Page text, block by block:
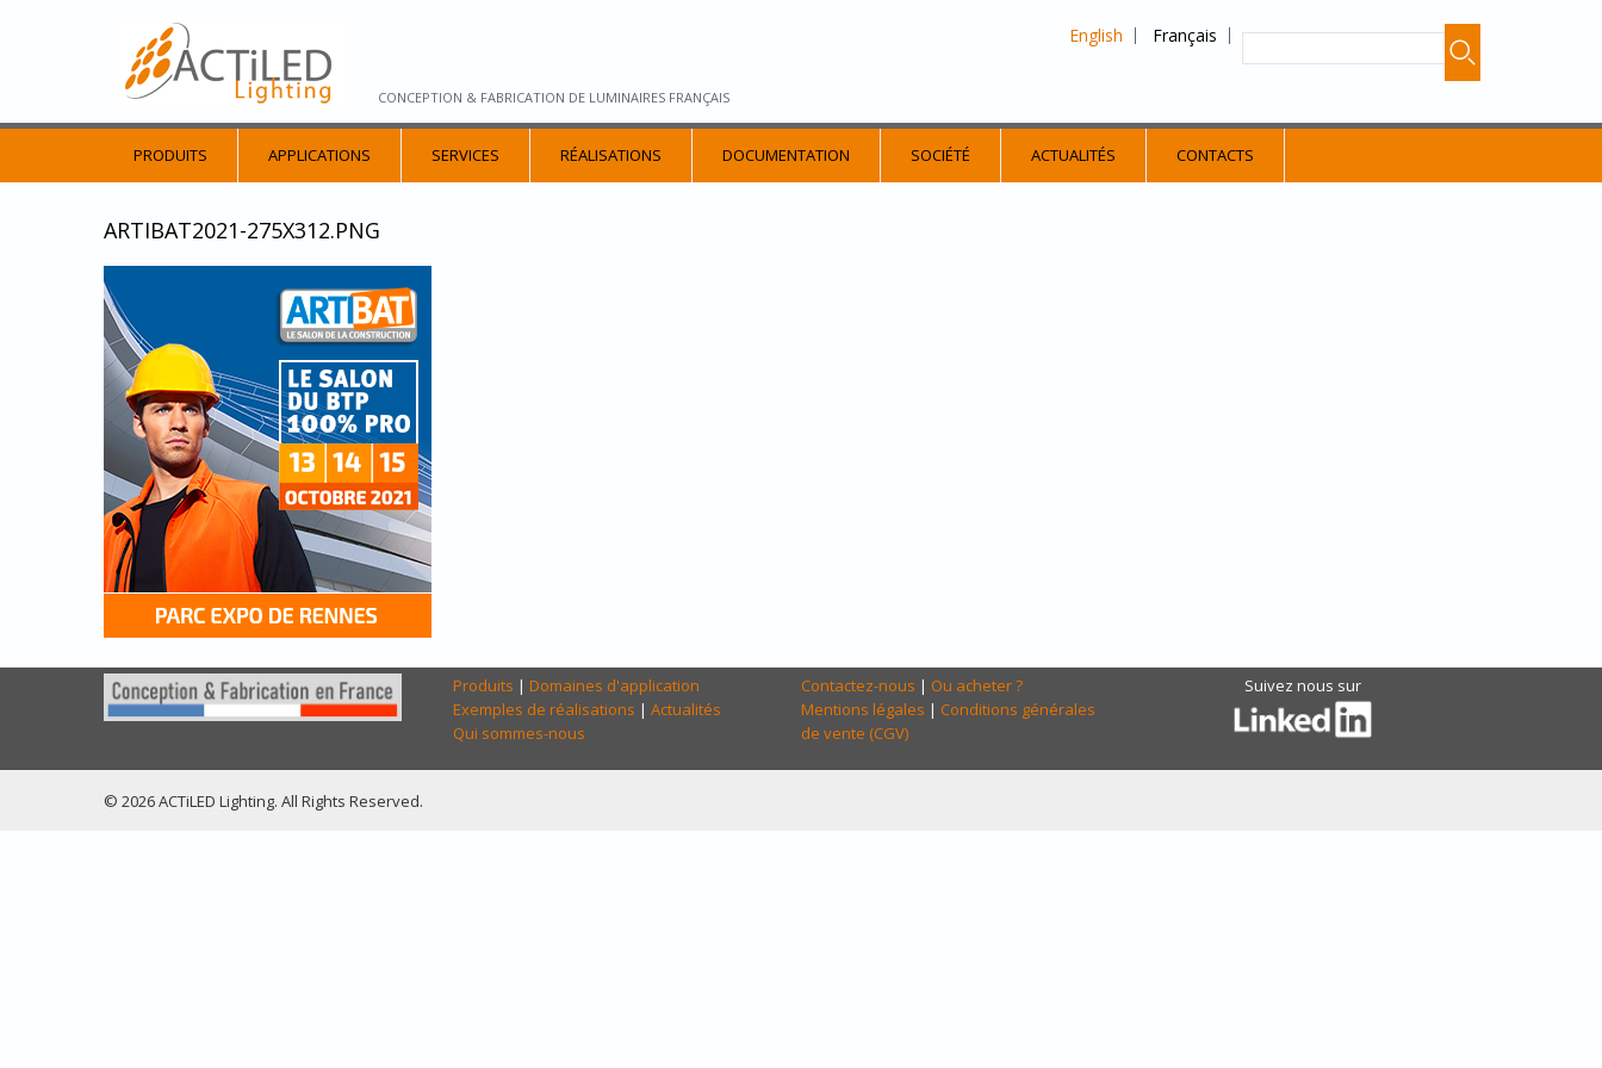
CONCEPTION & FABRICATION DE LUMINAIRES FRANÇAIS
English Français
PRODUITS APPLICATIONS SERVICES RÉALISATIONS DOCUMENTATION SOCIÉTÉ ACTUALITÉS CONTACTS
ARTIBAT2021-275X312.PNG
Produits | Domaines d'application
Exemples de réalisations | Actualités
Qui sommes-nous
Contactez-nous | Ou acheter ?
Mentions légales | Conditions générales
de vente (CGV)
Suivez nous sur
© 2026 ACTiLED Lighting. All Rights Reserved.